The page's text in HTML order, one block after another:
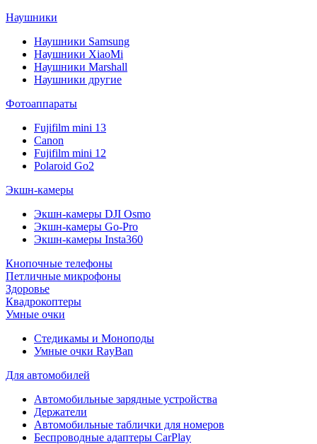
Наушники
Наушники Samsung
Наушники XiaoMi
Наушники Marshall
Наушники другие
Фотоаппараты
Fujifilm mini 13
Canon
Fujifilm mini 12
Polaroid Go2
Экшн-камеры
Экшн-камеры DJI Osmo
Экшн-камеры Go-Pro
Экшн-камеры Insta360
Кнопочные телефоны
Петличные микрофоны
Здоровье
Квадрокоптеры
Умные очки
Стедикамы и Моноподы
Умные очки RayBan
Для автомобилей
Автомобильные зарядные устройства
Держатели
Автомобильные таблички для номеров
Беспроводные адаптеры CarPlay